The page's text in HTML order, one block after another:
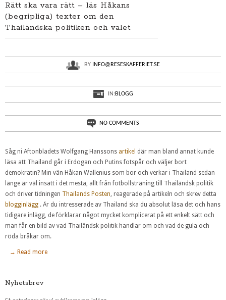
Rätt ska vara rätt – läs Håkans
(begripliga) texter om den
Thailändska politiken och valet
BY INFO@RESESKAFFERIET.SE
IN:BLOGG
NO COMMENTS
Såg ni Aftonbladets Wolfgang Hanssons artikel där man bland annat kunde
läsa att Thailand går i Erdogan och Putins fotspår och väljer bort
demokratin? Min vän Håkan Wallenius som bor och verkar i Thailand sedan
länge är väl insatt i det mesta, allt från fotbollsträning till Thailändsk politik
och driver tidningen Thailands Posten, reagerade på artikeln och skrev detta
blogginlägg . Är du intresserade av Thailand ska du absolut läsa det och hans
tidigare inlägg, de förklarar något mycket komplicerat på ett enkelt sätt och
man får en bild av vad Thailändsk politik handlar om och vad de gula och
röda bråkar om.
→ Read more
Nyhetsbrev